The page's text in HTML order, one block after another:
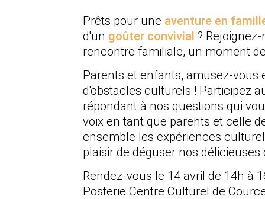
Prêts pour une aventure en
d'un goûter convivial ?
rencontre familiale, un moment
Parents et enfants, amusez-
d'obstacles culturels ! Participez
répondant à nos questions qui
voix en tant que parents et celle
ensemble les expériences
plaisir de déguser nos
Rendez-vous le 14 avril de 14h à
Posterie Centre Culturel de